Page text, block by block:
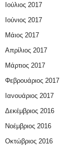
Ιούλιος 2017
Ιούνιος 2017
Μάιος 2017
Απρίλιος 2017
Μάρτιος 2017
Φεβρουάριος 2017
Ιανουάριος 2017
Δεκέμβριος 2016
Νοέμβριος 2016
Οκτώβριος 2016